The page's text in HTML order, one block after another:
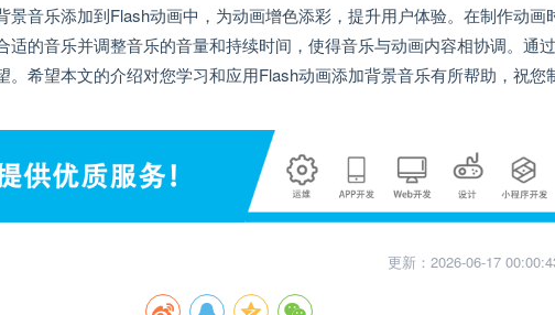
景音乐添加到Flash动画中，为动画增色添彩，提升用户体验。在制作动画
适的音乐并调整音乐的音量和持续时间，使得音乐与动画内容相协调。通
。希望本文的介绍对您学习和应用Flash动画添加背景音乐有所帮助，祝您
更新：2026-06-17